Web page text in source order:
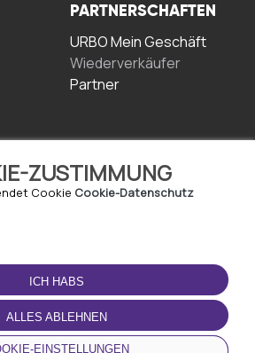
ZUSTIMMUNG
Cookie Cookie-Datenschutz
ICH HABS
ALLES ABLEHNEN
EINSTELLUNGEN
PARTNERSCHAFTEN
URBO Mein Geschäft
Wiederverkäufer
Partner
LADEN SIE DIE APP
HERUNTER